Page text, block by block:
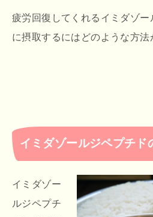
疲労回復してくれるイミダゾ
に摂取するにはどのような方法
イミダゾールジペプチド
イミダゾー
ルジペプチ